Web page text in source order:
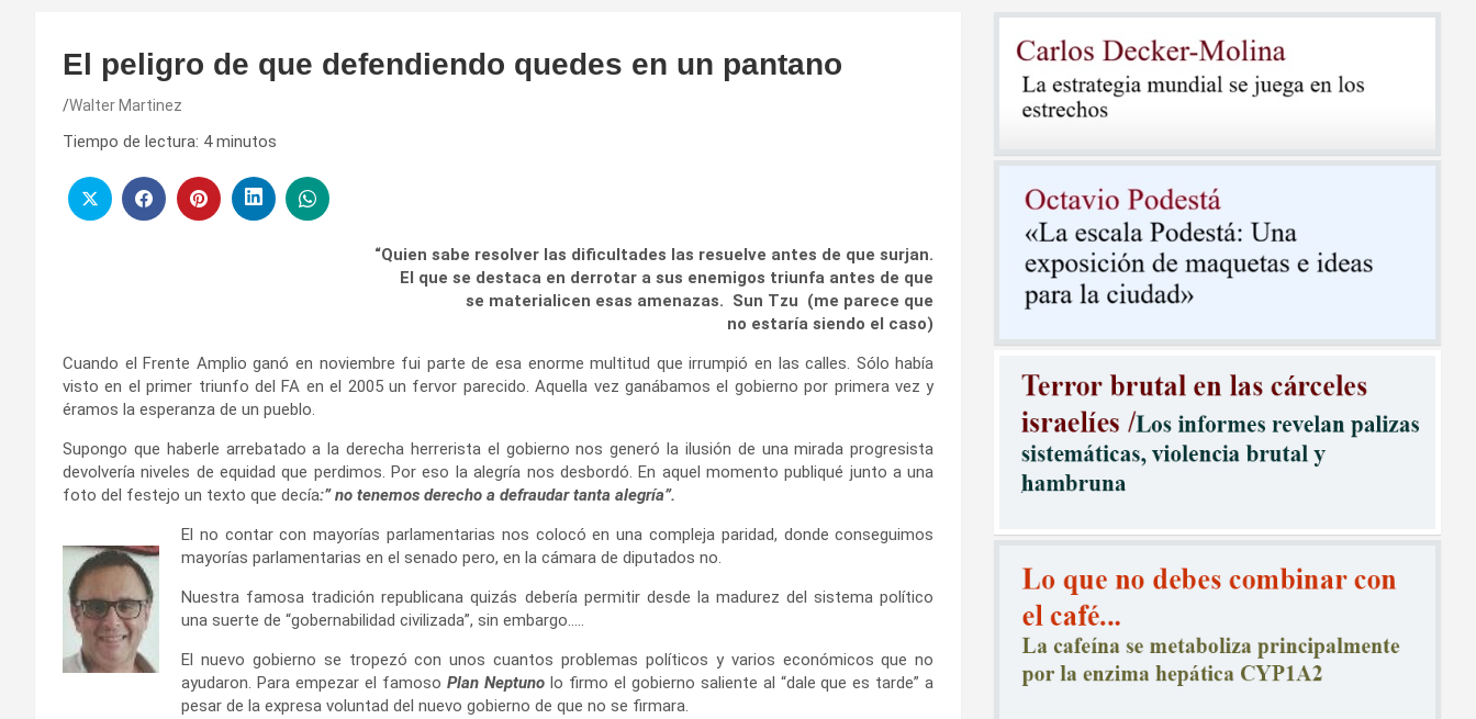
El peligro de que defendiendo quedes en un pantano
Walter Martinez
Tiempo de lectura: 4 minutos
“Quien sabe resolver las dificultades las resuelve antes de que surjan.
El que se destaca en derrotar a sus enemigos triunfa antes de que
se materialicen esas amenazas. Sun Tzu (me parece que
no estaría siendo el caso)
Cuando el Frente Amplio ganó en noviembre fui parte de esa enorme multitud que irrumpió en las calles. Sólo había
visto en el primer triunfo del FA en el 2005 un fervor parecido. Aquella vez ganábamos el gobierno por primera vez y
éramos la esperanza de un pueblo.
Supongo que haberle arrebatado a la derecha herrerista el gobierno nos generó la ilusión de una mirada progresista
devolvería niveles de equidad que perdimos. Por eso la alegría nos desbordó. En aquel momento publiqué junto a una
foto del festejo un texto que decía:” no tenemos derecho a defraudar tanta alegría”.
El no contar con mayorías parlamentarias nos colocó en una compleja paridad, dondeconseguimos
mayorías parlamentarias en el senado pero, en la cámara de diputados no.
Nuestra famosa tradición republicana quizás debería permitir desde la madurez del sistema político
una suerte de “gobernabilidad civilizada”, sin embargo…..
El nuevo gobierno se tropezó con unos cuantos problemas políticos y varios económicos que no
ayudaron. Para empezar el famoso Plan Neptuno lo firmo el gobierno saliente al “dale que es tarde” a
pesar de la expresa voluntad del nuevo gobierno de que no se firmara.